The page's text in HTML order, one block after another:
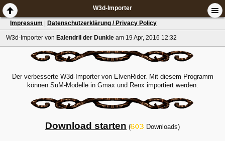
W3d-Importer
Impressum Datenschutzerklärung / Privacy Policy
W3d-Importer von Ealendril der Dunkle am 19 Apr, 2016 12:32
Der verbesserte W3d-Importer von ElvenRider. Mit diesem Programm
können SuM-Modelle in Gmax und Renx importiert werden.
Download starten ( Downloads)